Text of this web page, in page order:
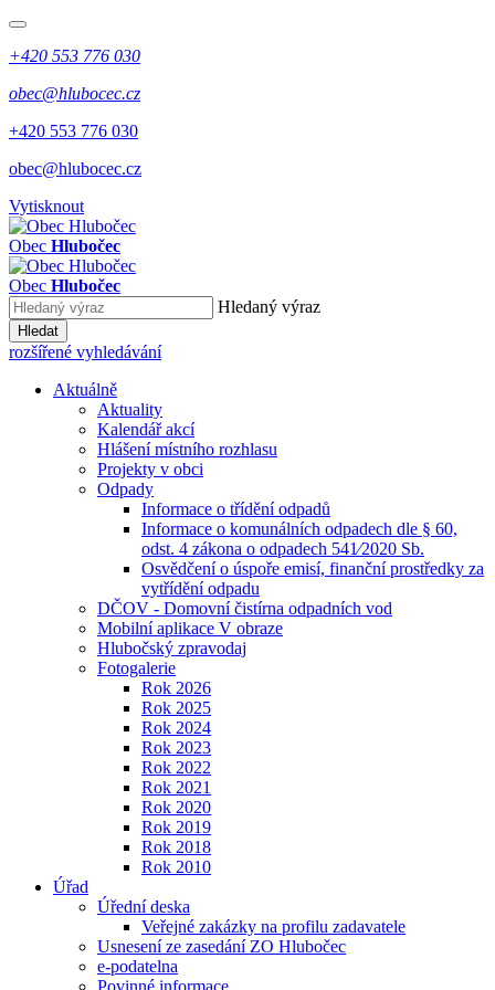
+420 553 776 030
obec@hlubocec.cz
+420 553 776 030
obec@hlubocec.cz
Vytisknout
Obec Hlubočec
Obec Hlubočec
Hledaný výraz
Hledat
rozšířené vyhledávání
Aktuálně
Aktuality
Kalendář akcí
Hlášení místního rozhlasu
Projekty v obci
Odpady
Informace o třídění odpadů
Informace o komunálních odpadech dle § 60,
odst. 4 zákona o odpadech 541⁄2020 Sb.
Osvědčení o úspoře emisí, finanční prostředky za
vytřídění odpadu
DČOV - Domovní čistírna odpadních vod
Mobilní aplikace V obraze
Hlubočský zpravodaj
Fotogalerie
Rok 2026
Rok 2025
Rok 2024
Rok 2023
Rok 2022
Rok 2021
Rok 2020
Rok 2019
Rok 2018
Rok 2010
Úřad
Úřední deska
Veřejné zakázky na profilu zadavatele
Usnesení ze zasedání ZO Hlubočec
e-podatelna
Povinné informace